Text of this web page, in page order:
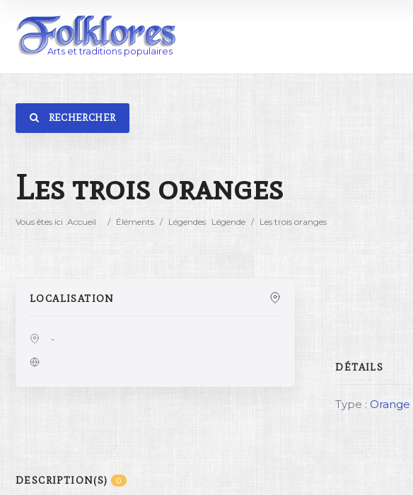
RECHERCHER
Les trois oranges
Vous êtes ici :Accueil / Éléments / Légendes Légende / Les trois oranges
LOCALISATION
-
DÉTAILS
Type :Orange
DESCRIPTION(S) 0